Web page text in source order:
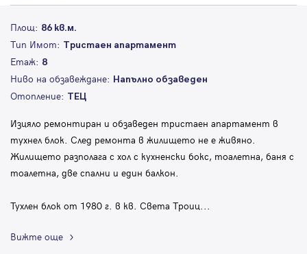
Площ: 86 кв.м.
Тип Имот: Тристаен апартамент
Етаж: 8
Ниво на обзавеждане: Напълно обзаведен
Отопление: ТЕЦ
Изцяло ремонтиран и обзаведен тристаен апартамент в
тухнел блок. След ремонта в жилището не е живяно.
Жилището разполага с хол с кухненски бокс, тоалетна, баня с
тоалетна, две спални и един балкон.
Тухлен блок от 1980 г. в кв. Света Троиц...
Вижте още